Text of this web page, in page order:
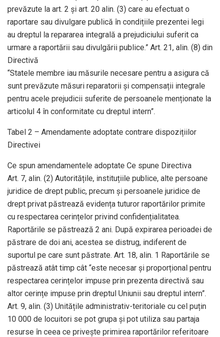
prevăzute la art. 2 și art. 20 alin. (3) care au efectuat o
raportare sau divulgare publică în condițiile prezentei legi
au dreptul la repararea integrală a prejudiciului suferit ca
urmare a raportării sau divulgării publice.” Art. 21, alin. (8) din
Directivă
“Statele membre iau măsurile necesare pentru a asigura că
sunt prevăzute măsuri reparatorii și compensații integrale
pentru acele prejudicii suferite de persoanele menționate la
articolul 4 în conformitate cu dreptul intern”.
Tabel 2 – Amendamente adoptate contrare dispozițiilor
Directivei
Ce spun amendamentele adoptate Ce spune Directiva
Art. 7, alin. (2) Autoritățile, instituțiile publice, alte persoane
juridice de drept public, precum și persoanele juridice de
drept privat păstrează evidența tuturor raportărilor primite
cu respectarea cerințelor privind confidențialitatea.
Raportările se păstrează 2 ani. După expirarea perioadei de
păstrare de doi ani, acestea se distrug, indiferent de
suportul pe care sunt păstrate. Art. 18, alin. 1 Raportările se
păstrează atât timp cât “este necesar și proporțional pentru
respectarea cerințelor impuse prin prezenta directivă sau
altor cerințe impuse prin dreptul Uniunii sau dreptul intern”.
Art. 9, alin. (3) Unitățile administrativ-teritoriale cu cel puțin
10 000 de locuitori se pot grupa și pot utiliza sau partaja
resurse în ceea ce privește primirea raportărilor referitoare